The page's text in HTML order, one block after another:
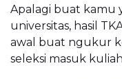
Apalagi buat kamu
universitas, hasil
awal buat ngukur
seleksi masuk